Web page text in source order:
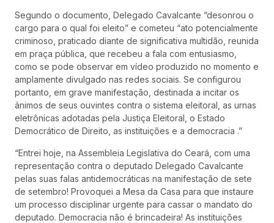
Segundo o documento, Delegado Cavalcante “desonrou o
cargo para o qual foi eleito” e cometeu “ato potencialmente
criminoso, praticado diante de significativa multidão, reunida
em praça pública, que recebeu a fala com entusiasmo,
como se pode observar em vídeo produzido no momento e
amplamente divulgado nas redes sociais. Se configurou
portanto, em grave manifestação, destinada a incitar os
ânimos de seus ouvintes contra o sistema eleitoral, as urnas
eletrônicas adotadas pela Justiça Eleitoral, o Estado
Democrático de Direito, as instituições e a democracia .”
“Entrei hoje, na Assembleia Legislativa do Ceará, com uma
representação contra o deputado Delegado Cavalcante
pelas suas falas antidemocráticas na manifestação de sete
de setembro! Provoquei a Mesa da Casa para que instaure
um processo disciplinar urgente para cassar o mandato do
deputado. Democracia não é brincadeira! As instituições